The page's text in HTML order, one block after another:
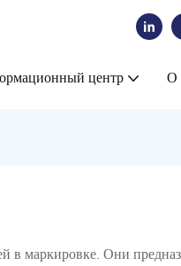
центр О
в маркировке. Они